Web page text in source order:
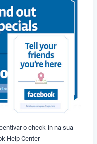
o check-in na sua
Help Center